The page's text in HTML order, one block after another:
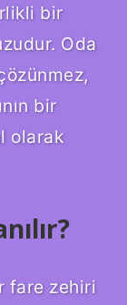
bir
Oda
bir
olarak
fare zehiri